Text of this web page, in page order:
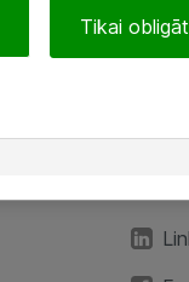
Tikai